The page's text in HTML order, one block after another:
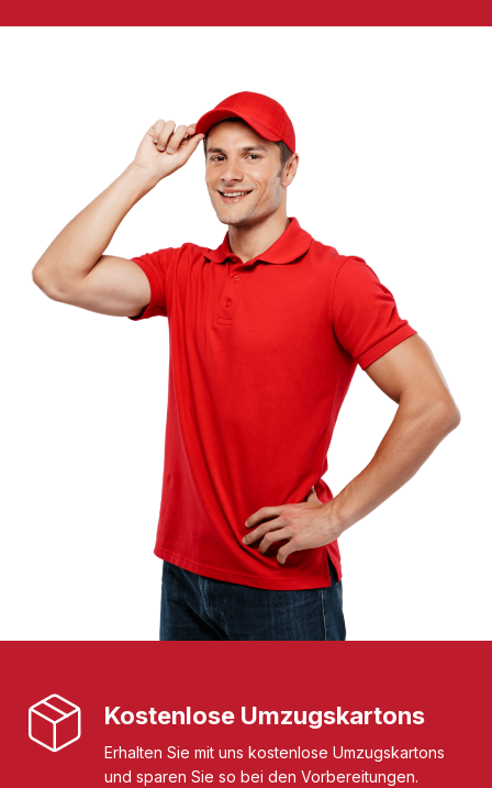
Kostenlose Umzugskartons
Erhalten Sie mit uns kostenlose Umzugskartons
und sparen Sie so bei den Vorbereitungen.